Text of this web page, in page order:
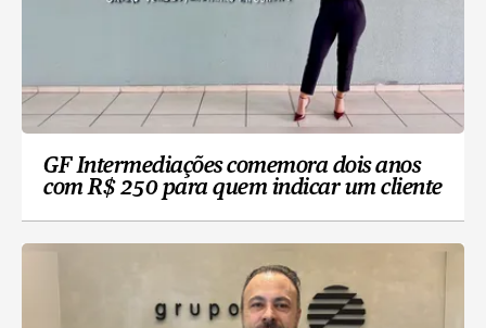
GF Intermediações comemora dois anos
com R$ 250 para quem indicar um cliente